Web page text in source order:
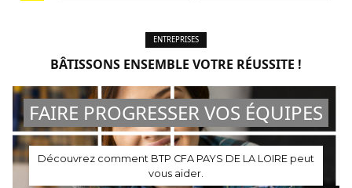
ENTREPRISES
BÂTISSONS ENSEMBLE VOTRE RÉUSSITE !
FAIRE PROGRESSER VOS ÉQUIPES
Découvrez comment BTP CFA PAYS DE LA LOIRE peut
vous aider.